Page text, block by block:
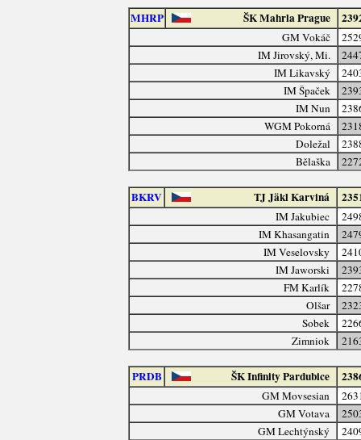
MHRP ŠK Mahrla Prague
GM Vokáč
IM Jirovský, Mi.
IM Likavský
IM Špaček
IM Nun
WGM Pokorná
Doležal
Bělaška
BKRV TJ Jäkl Karviná
IM Jakubiec
IM Khasangatin
IM Veselovsky
IM Jaworski
FM Karlík
Olšar
Sobek
Zimniok
PRDB ŠK Infinity Pardubice
GM Movsesian
GM Votava
GM Lechtýnský